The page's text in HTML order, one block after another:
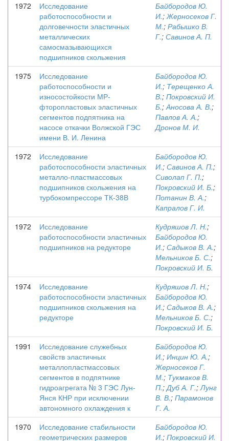
1972
Исследование
работоспособности и
долговечности эластичных
металлических
самосмазывающихся
подшипников скольжения
Байбородов Ю.
И.;Жерносеков Г.
М.; Рабышко В.
Г.; Савинов А. П.
1975
Исследование
работоспособности и
износостойкости МР-
фторопластовых эластичных
сегментов подпятника на
насосе откачки Волжской ГЭС
имени В. И. Ленина
Байбородов Ю.
И.; Терещенко А.
В.; Покровский И.
Б.;Аносова А. В.;
Павлов А. А.;
Дронов М. И.
1972
Исследование
работоспособности эластичных
металло-пластмассовых
подшипников скольжения на
турбокомпрессоре ТК-38В
Байбородов Ю.
И.; Савинов А. П.;
Сиволап Г. П.;
Покровский И. Б.;
Потанин В. А.;
Капралов Г. И.
1972
Исследование
работоспособности эластичных
подшипников на редукторе
Кудряшов Л. Н.;
Байбородов Ю.
И.; Садыков В. А.;
Мельников Б. С.;
Покровский И. Б.
1974
Исследование
работоспособности эластичных
подшипников скольжения на
редукторе
Кудряшов Л. Н.;
Байбородов Ю.
И.; Садыков В. А.;
Мельников Б. С.;
Покровский И. Б.
1991
Исследование служебных
свойств эластичных
металлопластмассовых
сегментов в подпятнике
гидроагрегата № 3 ГЭС Лун-
Янся КНР при исключении
автономного охлаждения к
Байбородов Ю.
И.; Инцин Ю. А.;
Жерносеков Г.
М.; Тукмаков В.
П.;Дуб А. Г.;Лунг
В. В.; Парамонов
Г. А.
1970
Исследование стабильности
геометрических размеров
Байбородов Ю.
И.; Покровский И.